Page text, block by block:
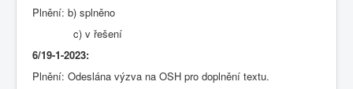
Plnění: b) splněno
c) v řešení
6/19-1-2023:
Plnění: Odeslána výzva na OSH pro doplnění textu.